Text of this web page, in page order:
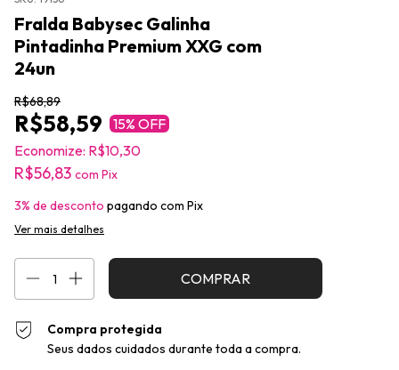
Fralda Babysec Galinha
Pintadinha Premium XXG com
24un
R$68,89
R$58,59 15% OFF
Economize: R$10,30
R$56,83 com Pix
3% de desconto pagando com Pix
Ver mais detalhes
Compra protegida
Seus dados cuidados durante toda a compra.